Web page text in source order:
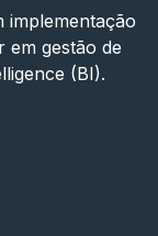
implementação
em gestão de
(BI).